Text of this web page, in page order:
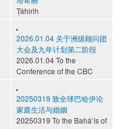
Ṭáhirih
2026.01.04 关于洲级顾问团
大会及九年计划第二阶段
2026.01.04 To the
Conference of the CBC
20250319 致全球巴哈伊论
家庭生活与婚姻
20250319 To the Baháʼís of